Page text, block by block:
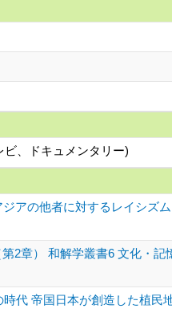
、ドキュメンタリー)
アの他者に対するレイシズ
2章） 和解学叢書6 文化・
代 帝国日本が創造した植民